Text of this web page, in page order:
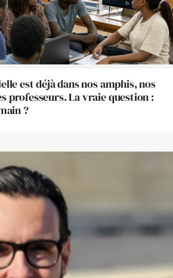
est déjà dans nos amphis, nos
professeurs. La vraie question :
?